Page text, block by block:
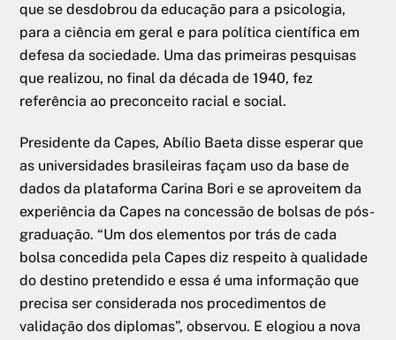
que se desdobrou da educação para a psicologia,
para a ciência em geral e para política científica em
defesa da sociedade. Uma das primeiras pesquisas
que realizou, no final da década de 1940, fez
referência ao preconceito racial e social.
Presidente da Capes, Abílio Baeta disse esperar que
as universidades brasileiras façam uso da base de
dados da plataforma Carina Bori e se aproveitem da
experiência da Capes na concessão de bolsas de pós-
graduação. “Um dos elementos por trás de cada
bolsa concedida pela Capes diz respeito à qualidade
do destino pretendido e essa é uma informação que
precisa ser considerada nos procedimentos de
validação dos diplomas”, observou. E elogiou a nova